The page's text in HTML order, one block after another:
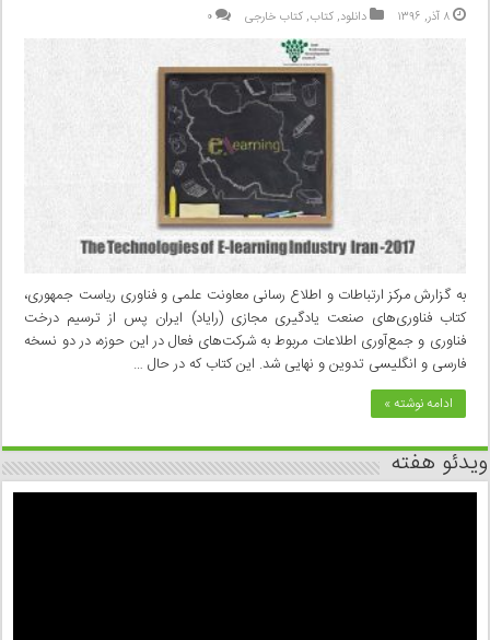
۸ آذر, ۱۳۹۶ دانلود,کتاب,کتاب خارجی ۰
به گزارش مرکز ارتباطات و اطلاع رسانی معاونت علمی و فناوری ریاست جمهوری،
کتاب فناوری‌های صنعت یادگیری مجازی (رایاد) ایران پس از ترسیم درخت
فناوری و جمع‌آوری اطلاعات مربوط به شرکت‌های فعال در این حوزه، در دو نسخه
فارسی و انگلیسی تدوین و نهایی شد. این کتاب که در حال …
ادامه نوشته »
ویدئو هفته